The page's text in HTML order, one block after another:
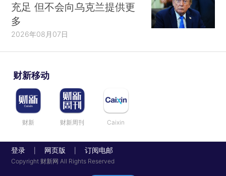
充足 但不会向乌克兰提供更
多
2026年08月07日
财新移动
财新 财新周刊 Caixin
登录 网页版 订阅电邮
Copyright 财新网 All Rights Reserved